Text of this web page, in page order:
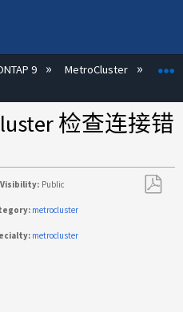
9 MetroCluster
检查连接错
Visibility: Public
metrocluster
metrocluster